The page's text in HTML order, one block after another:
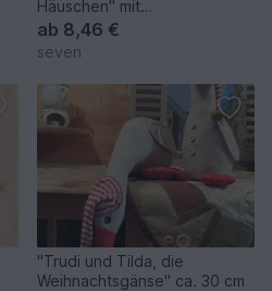
Häuschen" mit
herausziehbaren Schubladen
ab 8,46 €
seven
"Trudi und Tilda, die
Weihnachtsgänse" ca. 30 cm